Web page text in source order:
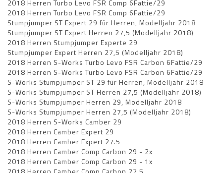
2018 Herren Turbo Levo FSR Comp 6Fattie/29
2018 Herren Turbo Levo FSR Comp 6Fattie/29
Stumpjumper ST Expert 29 für Herren, Modelljahr 2018
Stumpjumper ST Expert Herren 27,5 (Modelljahr 2018)
2018 Herren Stumpjumper Experte 29
Stumpjumper Expert Herren 27,5 (Modelljahr 2018)
2018 Herren S-Works Turbo Levo FSR Carbon 6Fattie/29
2018 Herren S-Works Turbo Levo FSR Carbon 6Fattie/29
S-Works Stumpjumper ST 29 für Herren, Modelljahr 2018
S-Works Stumpjumper ST Herren 27,5 (Modelljahr 2018)
S-Works Stumpjumper Herren 29, Modelljahr 2018
S-Works Stumpjumper Herren 27,5 (Modelljahr 2018)
2018 Herren S-Works Camber 29
2018 Herren Camber Expert 29
2018 Herren Camber Expert 27.5
2018 Herren Camber Comp Carbon 29 - 2x
2018 Herren Camber Comp Carbon 29 - 1x